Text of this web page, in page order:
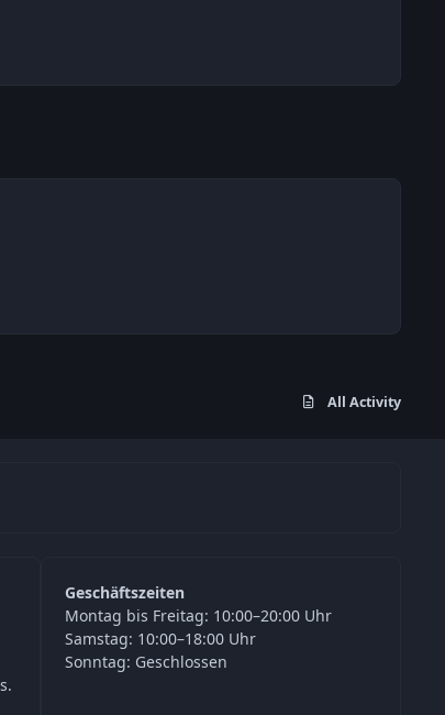
All Activity
Geschäftszeiten
Montag bis Freitag: 10:00–20:00 Uhr
Samstag: 10:00–18:00 Uhr
Sonntag: Geschlossen